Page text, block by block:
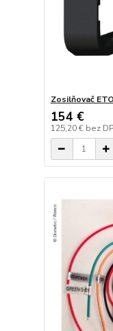
Zosilňovač
154 €
125,20 € bez